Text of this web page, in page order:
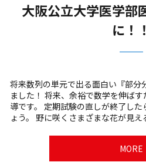
大阪公立大学医学部
に！！
将来数列の単元で出る面白い『部分
ました！ 将来、余裕で数学を伸ば
導です。 定期試験の直しが終了し
ょう。 野に咲くさまざまな花が見
MORE